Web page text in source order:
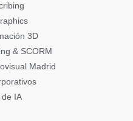
3D
& SCORM
Madrid
IA